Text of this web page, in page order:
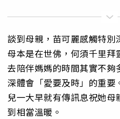
談到母親，苗可麗感觸特別
母本是在世佛，何須千里拜
去陪伴媽媽的時間其實不夠
深體會「愛要及時」的重要
兒一大早就有傳訊息祝她
到相當溫暖。